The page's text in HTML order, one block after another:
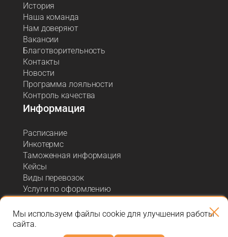
История
Наша команда
Нам доверяют
Вакансии
Благотворительность
Контакты
Новости
Программа лояльности
Контроль качества
Информация
Расписание
Инкотермс
Таможенная информация
Кейсы
Виды перевозок
Услуги по оформлению
Акции и спецпредложения
Блог о логистике
Мы используем файлы cookie для улучшения работы
сайта.